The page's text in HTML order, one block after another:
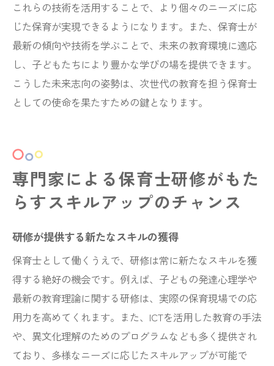
これらの技術を活用することで、より個々のニーズに応
じた保育が実現できるようになります。また、保育士が
最新の傾向や技術を学ぶことで、未来の教育環境に適応
し、子どもたちにより豊かな学びの場を提供できます。
こうした未来志向の姿勢は、次世代の教育を担う保育士
としての使命を果たすための鍵となります。
専門家による保育士研修がもた
らすスキルアップのチャンス
研修が提供する新たなスキルの獲得
保育士として働くうえで、研修は常に新たなスキルを獲
得する絶好の機会です。例えば、子どもの発達心理学や
最新の教育理論に関する研修は、実際の保育現場での応
用力を高めてくれます。また、ICTを活用した教育の手法
や、異文化理解のためのプログラムなども多く提供され
ており、多様なニーズに応じたスキルアップが可能で